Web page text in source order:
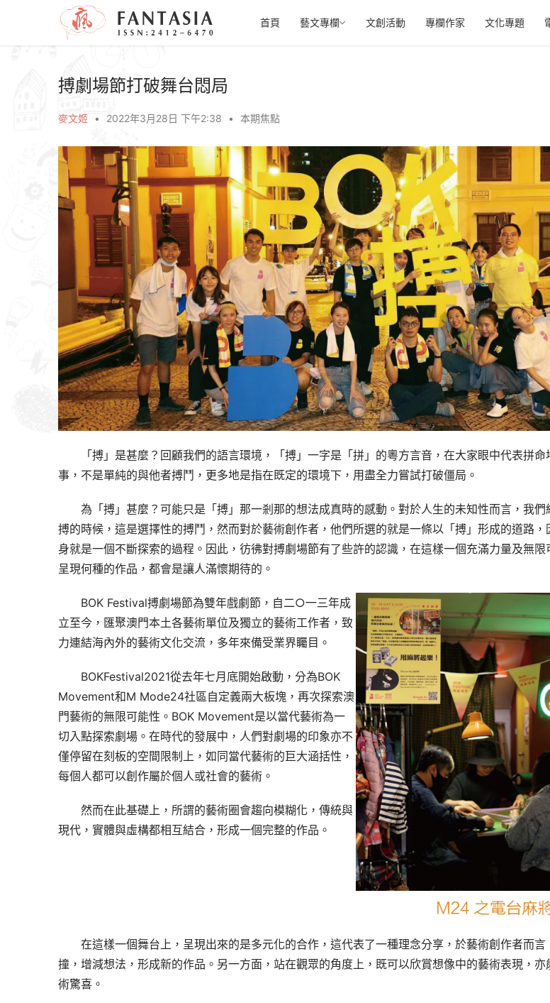
首頁 藝文專欄 文創活動 專欄作家 文化專題
搏劇場節打破舞台悶局
麥文姬 • 2022年3月28日 下午2:38 • 本期焦點
「搏」是甚麼？回顧我們的語言環境，「搏」一字是「拼」的粵方言音，在大家眼中代表拼
事，不是單純的與他者搏鬥，更多地是指在既定的環境下，用盡全力嘗試打破僵局。
為「搏」甚麼？可能只是「搏」那一剎那的想法成真時的感動。對於人生的未知性而言，我
搏的時候，這是選擇性的搏鬥，然而對於藝術創作者，他們所選的就是一條以「搏」形成的道路
身就是一個不斷探索的過程。因此，彷彿對搏劇場節有了些許的認識，在這樣一個充滿力量及無
呈現何種的作品，都會是讓人滿懷期待的。
BOK Festival搏劇場節為雙年戲劇節，自二○一三年成
立至今，匯聚澳門本土各藝術單位及獨立的藝術工作者，致
力連結海內外的藝術文化交流，多年來備受業界矚目。
BOKFestival2021從去年七月底開始啟動，分為BOK
Movement和M Mode24社區自定義兩大板塊，再次探索澳
門藝術的無限可能性。BOK Movement是以當代藝術為一
切入點探索劇場。在時代的發展中，人們對劇場的印象亦不
僅停留在刻板的空間限制上，如同當代藝術的巨大涵括性，
每個人都可以創作屬於個人或社會的藝術。
然而在此基礎上，所謂的藝術圈會趨向模糊化，傳統與
現代，實體與虛構都相互結合，形成一個完整的作品。
在這樣一個舞台上，呈現出來的是多元化的合作，這代表了一種理念分享，於藝術創作者而言
撞，增減想法，形成新的作品。另一方面，站在觀眾的角度上，既可以欣賞想像中的藝術表現，
術驚喜。